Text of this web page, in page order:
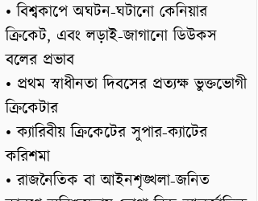
• বিশ্বকাপে অঘটন-ঘটানো কেনিয়ার
ক্রিকেট, এবং লড়াই-জাগানো ডিউকস
বলের প্রভাব
• প্রথম স্বাধীনতা দিবসের প্রত্যক্ষ ভুক্তভোগী
ক্রিকেটার
• ক্যারিবীয় ক্রিকেটের সুপার-ক্যাটের
করিশমা
• রাজনৈতিক বা আইনশৃঙ্খলা-জনিত